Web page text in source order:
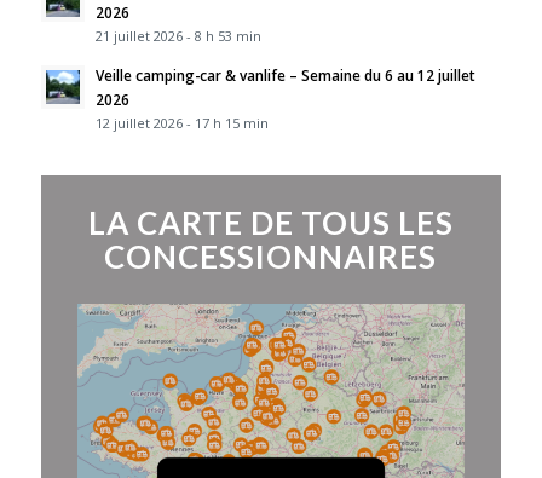
2026
21 juillet 2026 - 8 h 53 min
Veille camping-car & vanlife – Semaine du 6 au 12 juillet
2026
12 juillet 2026 - 17 h 15 min
LA CARTE DE TOUS LES
CONCESSIONNAIRES